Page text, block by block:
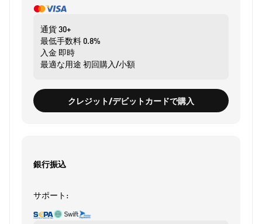
通貨30+
最低手数料0.8%
入金 即時
最適な用途 初回購入/小額
クレジット/デビットカードで購入
銀行振込
サポート: